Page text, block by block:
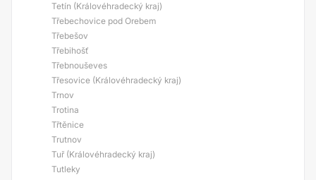
Tetín (Královéhradecký kraj)
Třebechovice pod Orebem
Třebešov
Třebihošť
Třebnouševes
Třesovice (Královéhradecký kraj)
Trnov
Trotina
Třtěnice
Trutnov
Tuř (Královéhradecký kraj)
Tutleky